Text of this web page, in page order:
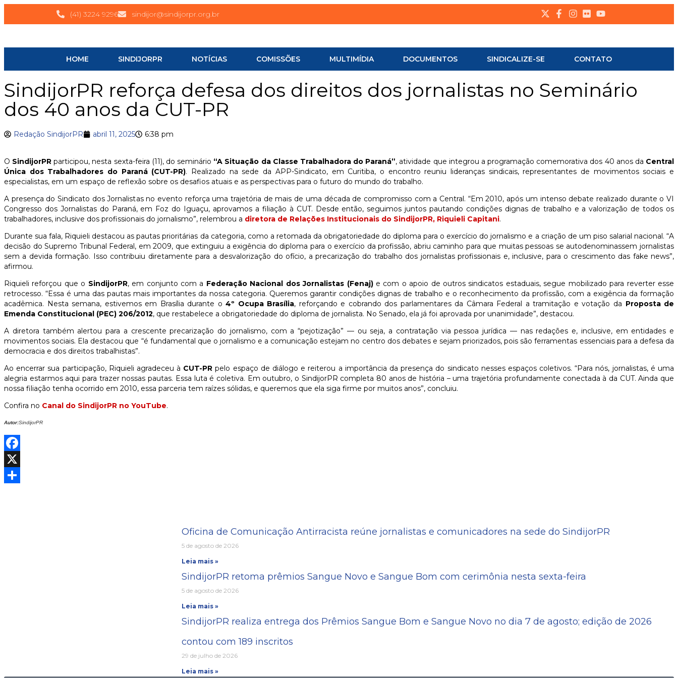
(41) 3224 9296 sindijor@sindijorpr.org.br
HOME SINDIJORPR NOTÍCIAS COMISSÕES MULTIMÍDIA DOCUMENTOS SINDICALIZE-SE CONTATO
SindijorPR reforça defesa dos direitos dos jornalistas no Seminário
dos 40 anos da CUT-PR
Redação SindijorPR abril 11, 2025 6:38 pm
O SindijorPR participou, nesta sexta-feira (11), do seminário “A Situação da Classe Trabalhadora do Paraná”, atividade que integrou a programação comemorativa dos 40 anos da Central
Única dos Trabalhadores do Paraná (CUT-PR). Realizado na sede da APP-Sindicato, em Curitiba, o encontro reuniu lideranças sindicais, representantes de movimentos sociais e
especialistas, em um espaço de reflexão sobre os desafios atuais e as perspectivas para o futuro do mundo do trabalho.
A presença do Sindicato dos Jornalistas no evento reforça uma trajetória de mais de uma década de compromisso com a Central. “Em 2010, após um intenso debate realizado durante o VI
Congresso dos Jornalistas do Paraná, em Foz do Iguaçu, aprovamos a filiação à CUT. Desde então, seguimos juntos pautando condições dignas de trabalho e a valorização de todos os
trabalhadores, inclusive dos profissionais do jornalismo”, relembrou a diretora de Relações Institucionais do SindijorPR, Riquieli Capitani.
Durante sua fala, Riquieli destacou as pautas prioritárias da categoria, como a retomada da obrigatoriedade do diploma para o exercício do jornalismo e a criação de um piso salarial nacional. “A
decisão do Supremo Tribunal Federal, em 2009, que extinguiu a exigência do diploma para o exercício da profissão, abriu caminho para que muitas pessoas se autodenominassem jornalistas
sem a devida formação. Isso contribuiu diretamente para a desvalorização do ofício, a precarização do trabalho dos jornalistas profissionais e, inclusive, para o crescimento das fake news”,
afirmou.
Riquieli reforçou que o SindijorPR, em conjunto com a Federação Nacional dos Jornalistas (Fenaj)e com o apoio de outros sindicatos estaduais, segue mobilizado para reverter esse
retrocesso. “Essa é uma das pautas mais importantes da nossa categoria. Queremos garantir condições dignas de trabalho e o reconhecimento da profissão, com a exigência da formação
acadêmica. Nesta semana, estivemos em Brasília durante o4º Ocupa Brasília, reforçando e cobrando dos parlamentares da Câmara Federal a tramitação e votação da Proposta de
Emenda Constitucional (PEC) 206/2012, que restabelece a obrigatoriedade do diploma de jornalista. No Senado, ela já foi aprovada por unanimidade”, destacou.
A diretora também alertou para a crescente precarização do jornalismo, com a “pejotização” — ou seja, a contratação via pessoa jurídica — nas redações e, inclusive, em entidades e
movimentos sociais. Ela destacou que “é fundamental que o jornalismo e a comunicação estejam no centro dos debates e sejam priorizados, pois são ferramentas essenciais para a defesa da
democracia e dos direitos trabalhistas”.
Ao encerrar sua participação, Riquieli agradeceu à CUT-PR pelo espaço de diálogo e reiterou a importância da presença do sindicato nesses espaços coletivos. “Para nós, jornalistas, é uma
alegria estarmos aqui para trazer nossas pautas. Essa luta é coletiva. Em outubro, o SindijorPR completa 80 anos de história – uma trajetória profundamente conectada à da CUT. Ainda que
nossa filiação tenha ocorrido em 2010, essa parceria tem raízes sólidas, e queremos que ela siga firme por muitos anos”, concluiu.
Confira no Canal do SindijorPR no YouTube.
Autor:SindijorPR
Facebook
X
Oficina de Comunicação Antirracista reúne jornalistas e comunicadores na sede do SindijorPR
5 de agosto de 2026
Leia mais »
SindijorPR retoma prêmios Sangue Novo e Sangue Bom com cerimônia nesta sexta-feira
5 de agosto de 2026
Leia mais »
SindijorPR realiza entrega dos Prêmios Sangue Bom e Sangue Novo no dia 7 de agosto; edição de 2026
contou com 189 inscritos
29 de julho de 2026
Leia mais »